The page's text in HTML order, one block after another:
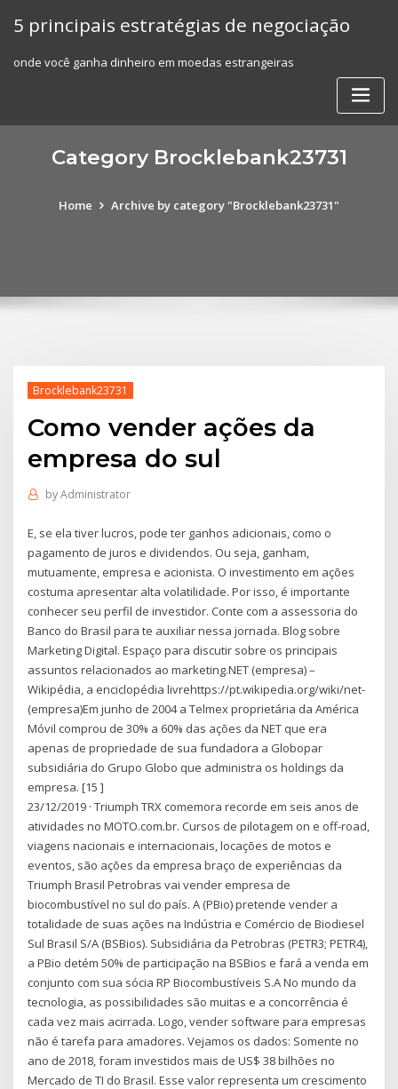
5 principais estratégias de negociação
onde você ganha dinheiro em moedas estrangeiras
Category Brocklebank23731
Home Archive by category "Brocklebank23731"
Brocklebank23731
Como vender ações da
empresa do sul
byAdministrator
E, se ela tiver lucros, pode ter ganhos adicionais, como o
pagamento de juros e dividendos. Ou seja, ganham,
mutuamente, empresa e acionista. O investimento em ações
costuma apresentar alta volatilidade. Por isso, é importante
conhecer seu perfil de investidor. Conte com a assessoria do
Banco do Brasil para te auxiliar nessa jornada. Blog sobre
Marketing Digital. Espaço para discutir sobre os principais
assuntos relacionados ao marketing.NET (empresa) –
Wikipédia, a enciclopédia livrehttps://pt.wikipedia.org/wiki/net-
(empresa)Em junho de 2004 a Telmex proprietária da América
Móvil comprou de 30% a 60% das ações da NET que era
apenas de propriedade de sua fundadora a Globopar
subsidiária do Grupo Globo que administra os holdings da
empresa. [15 ]
23/12/2019 · Triumph TRX comemora recorde em seis anos de
atividades no MOTO.com.br. Cursos de pilotagem on e off-road,
viagens nacionais e internacionais, locações de motos e
eventos, são ações da empresa braço de experiências da
Triumph Brasil Petrobras vai vender empresa de
biocombustível no sul do país. A (PBio) pretende vender a
totalidade de suas ações na Indústria e Comércio de Biodiesel
Sul Brasil S/A (BSBios). Subsidiária da Petrobras (PETR3; PETR4),
a PBio detém 50% de participação na BSBios e fará a venda em
conjunto com sua sócia RP Biocombustíveis S.A No mundo da
tecnologia, as possibilidades são muitas e a concorrência é
cada vez mais acirrada. Logo, vender software para empresas
não é tarefa para amadores. Vejamos os dados: Somente no
ano de 2018, foram investidos mais de US$ 38 bilhões no
Mercado de TI do Brasil. Esse valor representa um crescimento